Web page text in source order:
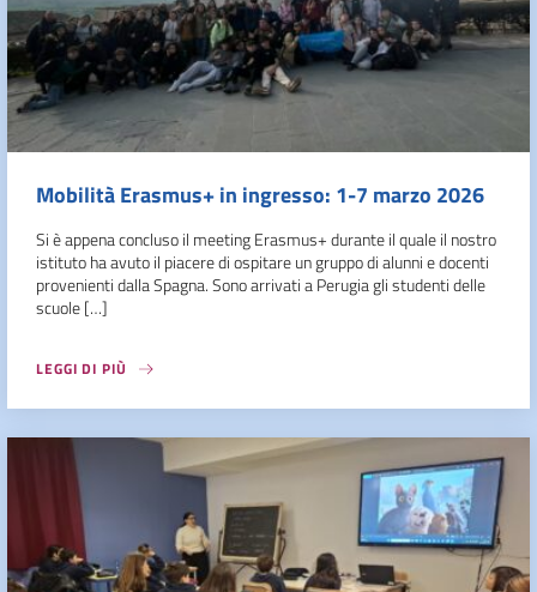
Mobilità Erasmus+ in ingresso: 1-7 marzo 2026
Si è appena concluso il meeting Erasmus+ durante il quale il nostro
istituto ha avuto il piacere di ospitare un gruppo di alunni e docenti
provenienti dalla Spagna. Sono arrivati a Perugia gli studenti delle
scuole […]
LEGGI DI PIÙ